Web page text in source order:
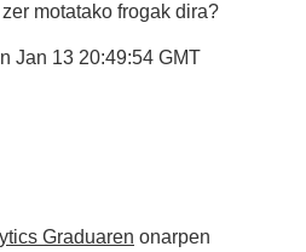
motatako frogak dira?
Jan 13 20:49:54 GMT
Graduaren onarpen